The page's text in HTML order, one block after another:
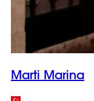
Marti Marina